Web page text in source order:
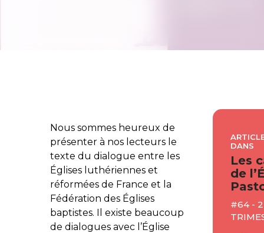
Nous sommes heureux de
présenter à nos lecteurs le
texte du dialogue entre les
Églises luthériennes et
réformées de France et la
Fédération des Églises
baptistes. Il existe beaucoup
de dialogues avec l’Église
DANS
Les
de
#64 -